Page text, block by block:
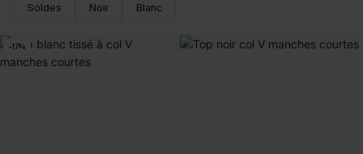
Soldes Noir Blanc
-17%